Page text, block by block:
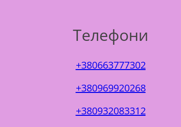
Телефони
+380663777302
+380969920268
+380932083312